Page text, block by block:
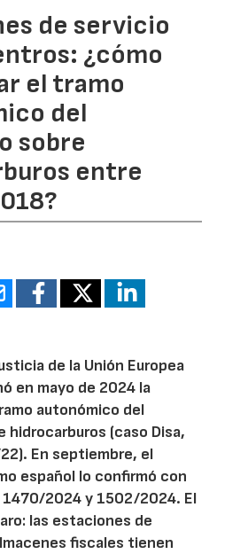
de servicio
¿cómo
el tramo
del
sobre
entre
de la Unión Europea
en mayo de 2024 la
autonómico del
hidrocarburos (caso Disa,
En septiembre, el
español lo confirmó con
2024 y 1502/2024. El
las estaciones de
fiscales tienen